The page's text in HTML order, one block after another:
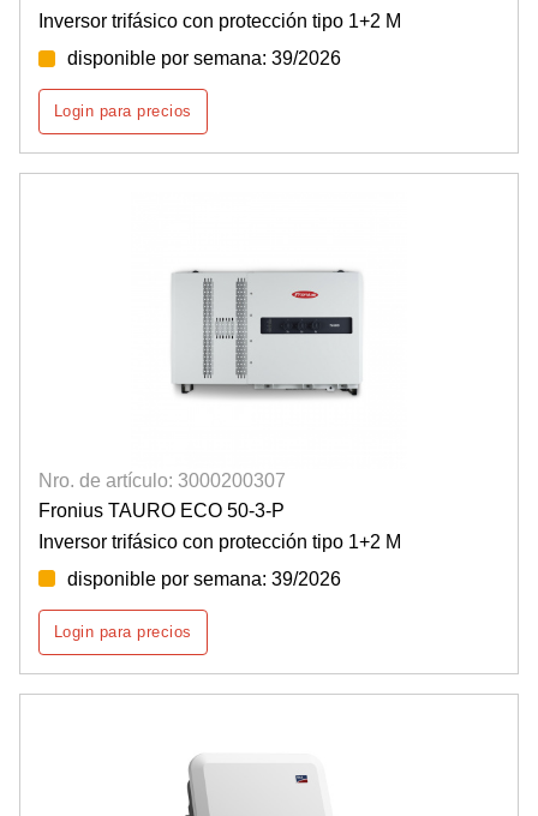
Inversor trifásico con protección tipo 1+2 M
disponible por semana: 39/2026
Login para precios
Nro. de artículo: 3000200307
Fronius TAURO ECO 50-3-P
Inversor trifásico con protección tipo 1+2 M
disponible por semana: 39/2026
Login para precios